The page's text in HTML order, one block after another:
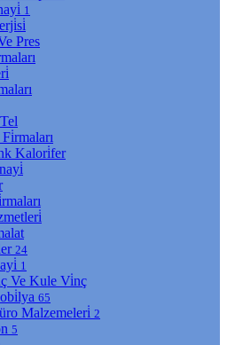
1
Pres
Kalori̇fer
24
1
Ve Kule Vi̇nç
65
Malzemeleri̇ 2
5